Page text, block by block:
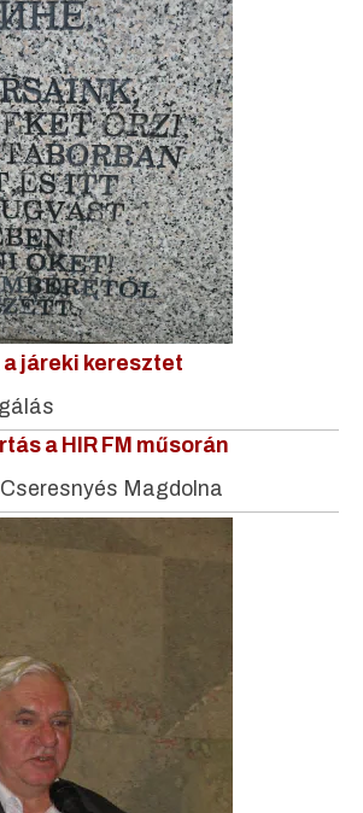
járeki keresztet
a HIR FM műsorán
Magdolna